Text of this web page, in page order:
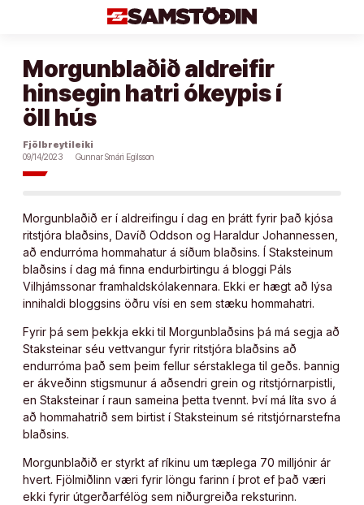
Morgunblaðið aldreifir
hinsegin hatri ókeypis í
öll hús
Fjölbreytileiki
09/14/2023
Gunnar Smári Egilsson
Morgunblaðið er í aldreifingu í dag en þrátt fyrir það kjósa
ritstjóra blaðsins, Davíð Oddson og Haraldur Johannessen,
að endurróma hommahatur á síðum blaðsins. Í Staksteinum
blaðsins í dag má finna endurbirtingu á bloggi Páls
Vilhjámssonar framhaldskólakennara. Ekki er hægt að lýsa
innihaldi bloggsins öðru vísi en sem stæku hommahatri.
Fyrir þá sem þekkja ekki til Morgunblaðsins þá má segja að
Staksteinar séu vettvangur fyrir ritstjóra blaðsins að
endurróma það sem þeim fellur sérstaklega til geðs. Þannig
er ákveðinn stigsmunur á aðsendri grein og ritstjórnarpistli,
en Staksteinar í raun sameina þetta tvennt. Því má líta svo á
að hommahatrið sem birtist í Staksteinum sé ritstjórnarstefna
blaðsins.
Morgunblaðið er styrkt af ríkinu um tæplega 70 milljónir ár
hvert. Fjölmiðlinn væri fyrir löngu farinn í þrot ef það væri
ekki fyrir útgerðarfélög sem niðurgreiða reksturinn.